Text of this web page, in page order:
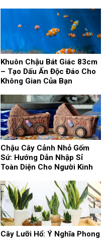
Khuôn Chậu Bát Giác 83cm
– Tạo Dấu Ấn Độc Đáo Cho
Không Gian Của Bạn
Chậu Cây Cảnh Nhỏ Gốm
Sứ: Hướng Dẫn Nhập Sỉ
Toàn Diện Cho Người Kinh
Cây Lưỡi Hổ: Ý Nghĩa Phong